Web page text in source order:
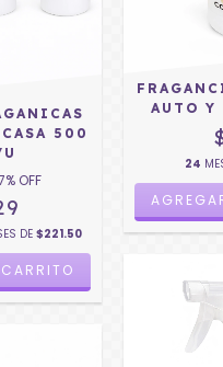
500
% OFF
DE$221.50
AUTO Y
24